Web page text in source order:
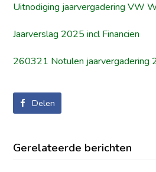
Uitnodiging jaarvergadering VW
Jaarverslag 2025 incl Financien
260321 Notulen jaarvergadering
Delen
Gerelateerde berichten